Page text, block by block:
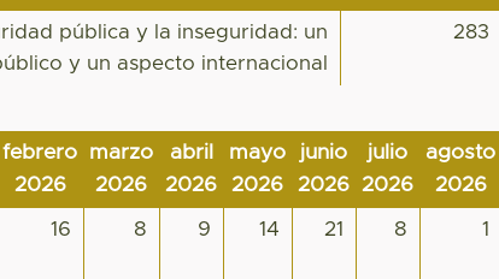
pública y la inseguridad: un
y un aspecto internacional
283
febrero
2026
marzo
2026
abril
2026
mayo
2026
junio
2026
julio
2026
agosto
2026
16 8 9 14 21 8 1